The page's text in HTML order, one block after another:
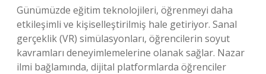
Günümüzde eğitim teknolojileri, öğrenmeyi daha
etkileşimli ve kişiselleştirilmiş hale getiriyor. Sanal
gerçeklik (VR) simülasyonları, öğrencilerin soyut
kavramları deneyimlemelerine olanak sağlar. Nazar
ilmi bağlamında, dijital platformlarda öğrenciler